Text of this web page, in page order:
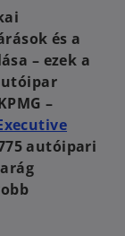
és a
– ezek a
–
autóipari